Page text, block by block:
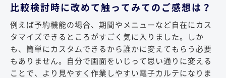
比較検討時に改めて触ってみてのご感想は？
例えば予約機能の場合、期間やメニューなど自在にカス
タマイズできるところがすごく気に入りました。しか
も、簡単にカスタムできるから誰かに変えてもらう必要
もありません。自分で画面をいじって思い通りに変える
ことで、より見やすく作業しやすい電子カルテになりま